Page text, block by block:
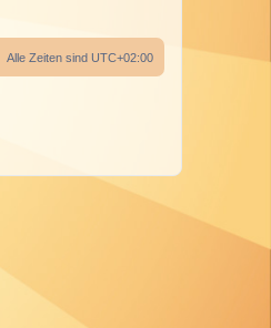
Alle Zeiten sind UTC+02:00